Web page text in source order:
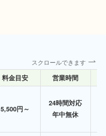
スクロールできます
料金目安 営業時間
5,500円～
24時間対応
年中無休